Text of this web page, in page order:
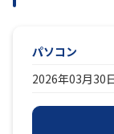
パソコン
2026年03月30